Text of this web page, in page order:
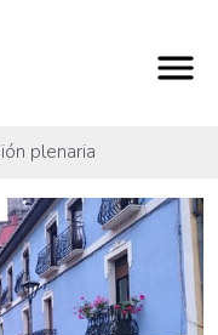
plenaria